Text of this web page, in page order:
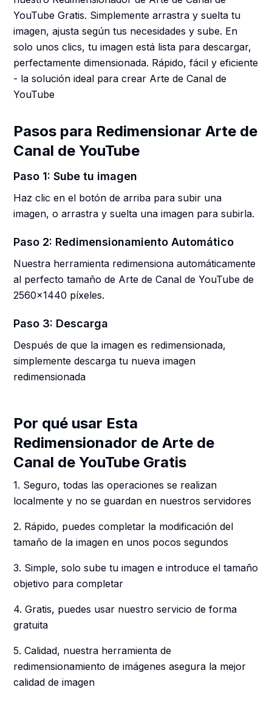
YouTube Gratis. Simplemente arrastra y suelta tu
imagen, ajusta según tus necesidades y sube. En
solo unos clics, tu imagen está lista para descargar,
perfectamente dimensionada. Rápido, fácil y eficiente
- la solución ideal para crear Arte de Canal de
YouTube
Pasos para Redimensionar Arte de
Canal de YouTube
Paso 1: Sube tu imagen
Haz clic en el botón de arriba para subir una
imagen, o arrastra y suelta una imagen para subirla.
Paso 2: Redimensionamiento Automático
Nuestra herramienta redimensiona automáticamente
al perfecto tamaño de Arte de Canal de YouTube de
2560x1440 píxeles.
Paso 3: Descarga
Después de que la imagen es redimensionada,
simplemente descarga tu nueva imagen
redimensionada
Por qué usar Esta
Redimensionador de Arte de
Canal de YouTube Gratis
1. Seguro, todas las operaciones se realizan
localmente y no se guardan en nuestros servidores
2. Rápido, puedes completar la modificación del
tamaño de la imagen en unos pocos segundos
3. Simple, solo sube tu imagen e introduce el tamaño
objetivo para completar
4. Gratis, puedes usar nuestro servicio de forma
gratuita
5. Calidad, nuestra herramienta de
redimensionamiento de imágenes asegura la mejor
calidad de imagen